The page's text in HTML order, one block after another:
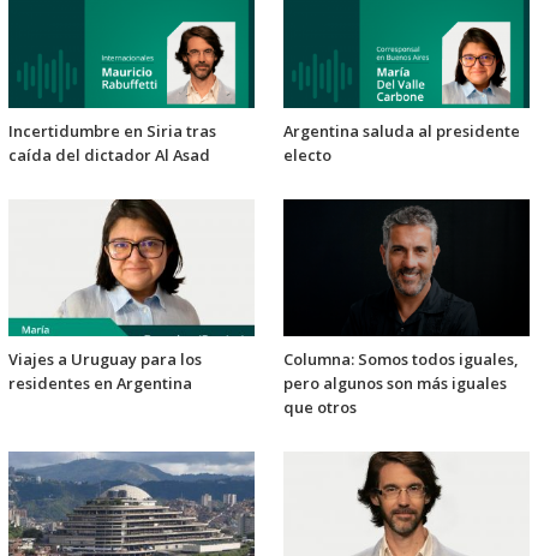
Incertidumbre en Siria tras
caída del dictador Al Asad
Argentina saluda al presidente
electo
Viajes a Uruguay para los
residentes en Argentina
Columna: Somos todos iguales,
pero algunos son más iguales
que otros